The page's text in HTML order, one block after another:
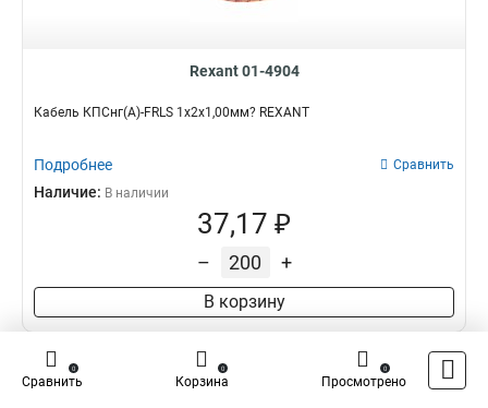
Rexant 01-4904
Кабель КПСнг(А)-FRLS 1x2x1,00мм? REXANT
Подробнее Сравнить
Наличие: В наличии
37,17 ₽
– +
В корзину
Сравнить
0
Корзина
0
Просмотрено
0